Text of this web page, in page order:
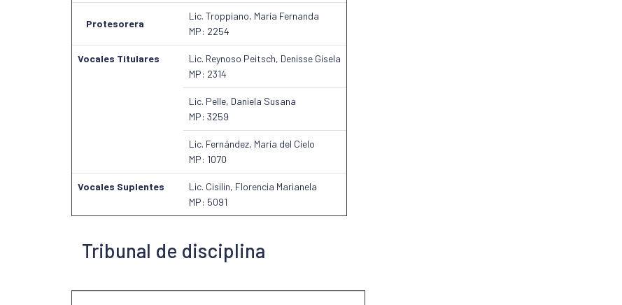
Protesorera
Lic. Troppiano, María Fernanda
MP: 2254
Vocales Titulares
Lic. Reynoso Peitsch, Denisse Gisela
MP: 2314
Lic. Pelle, Daniela Susana
MP: 3259
Lic. Fernández, María del Cielo
MP: 1070
Vocales Suplentes
Lic. Cisilin, Florencia Marianela
MP: 5091
Tribunal de disciplina